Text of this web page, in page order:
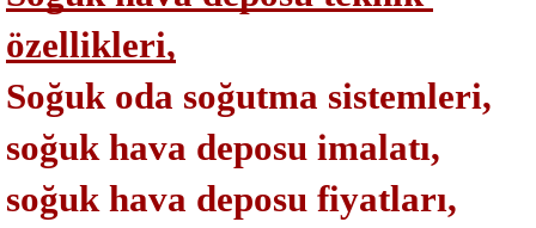
özellikleri,
Soğuk oda soğutma sistemleri,
soğuk hava deposu imalatı,
soğuk hava deposu fiyatları,